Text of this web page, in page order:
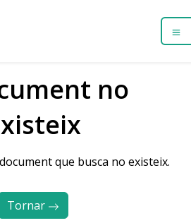
no
que busca no existeix.